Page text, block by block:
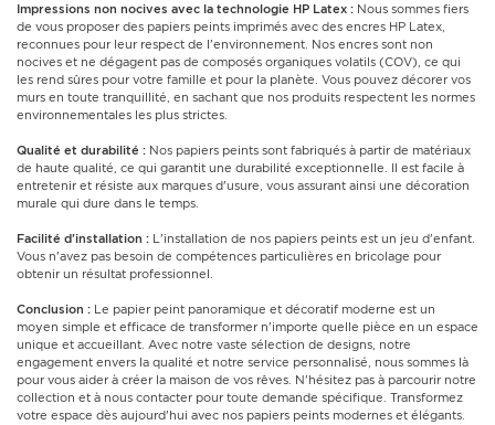
Impressions non nocives avec la technologie HP Latex : Nous sommes fiers
de vous proposer des papiers peints imprimés avec des encres HP Latex,
reconnues pour leur respect de l'environnement. Nos encres sont non
nocives et ne dégagent pas de composés organiques volatils (COV), ce qui
les rend sûres pour votre famille et pour la planète. Vous pouvez décorer vos
murs en toute tranquillité, en sachant que nos produits respectent les normes
environnementales les plus strictes.
Qualité et durabilité : Nos papiers peints sont fabriqués à partir de matériaux
de haute qualité, ce qui garantit une durabilité exceptionnelle. Il est facile à
entretenir et résiste aux marques d'usure, vous assurant ainsi une décoration
murale qui dure dans le temps.
Facilité d'installation : L'installation de nos papiers peints est un jeu d'enfant.
Vous n'avez pas besoin de compétences particulières en bricolage pour
obtenir un résultat professionnel.
Conclusion : Le papier peint panoramique et décoratif moderne est un
moyen simple et efficace de transformer n'importe quelle pièce en un espace
unique et accueillant. Avec notre vaste sélection de designs, notre
engagement envers la qualité et notre service personnalisé, nous sommes là
pour vous aider à créer la maison de vos rêves. N'hésitez pas à parcourir notre
collection et à nous contacter pour toute demande spécifique. Transformez
votre espace dès aujourd'hui avec nos papiers peints modernes et élégants.